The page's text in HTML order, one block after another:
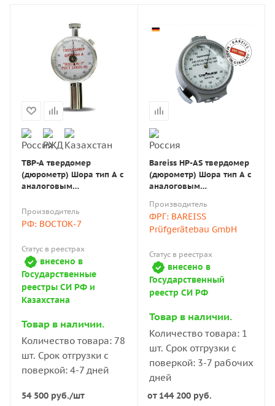
ТВР-А твердомер
(дюрометр) Шора тип А с
аналоговым
Производитель
РФ: ВОСТОК-7
Статус в реестрах
внесено в
Государственные
реестры СИ РФ и
Казахстана
Товар в наличии.
Количество товара: 78
шт. Срок отгрузки с
поверкой: 4-7 дней
54 500 руб./шт
Bareiss HP-AS твердомер
(дюрометр) Шора тип А с
аналоговым
Производитель
ФРГ: BAREISS
Prüfgerätebau GmbH
Статус в реестрах
внесено в
Государственный
реестр СИ РФ
Товар в наличии.
Количество товара: 1
шт. Срок отгрузки с
поверкой: 3-7 рабочих
дней
от 144 200 руб.